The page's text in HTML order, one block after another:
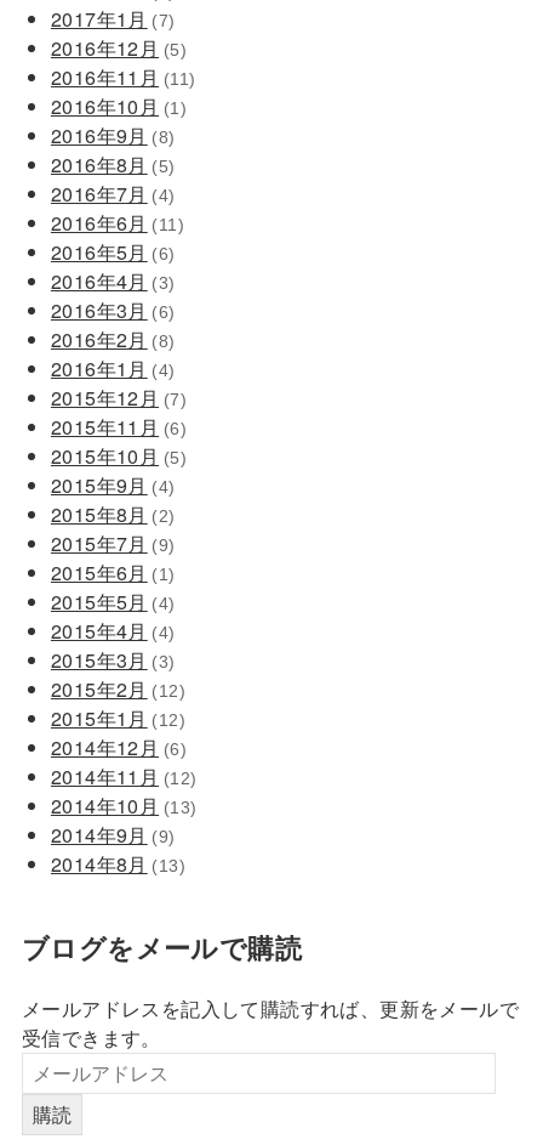
2017年1月 (7)
2016年12月 (5)
2016年11月 (11)
2016年10月 (1)
2016年9月 (8)
2016年8月 (5)
2016年7月 (4)
2016年6月 (11)
2016年5月 (6)
2016年4月 (3)
2016年3月 (6)
2016年2月 (8)
2016年1月 (4)
2015年12月 (7)
2015年11月 (6)
2015年10月 (5)
2015年9月 (4)
2015年8月 (2)
2015年7月 (9)
2015年6月 (1)
2015年5月 (4)
2015年4月 (4)
2015年3月 (3)
2015年2月 (12)
2015年1月 (12)
2014年12月 (6)
2014年11月 (12)
2014年10月 (13)
2014年9月 (9)
2014年8月 (13)
ブログをメールで購読
メールアドレスを記入して購読すれば、更新をメールで
受信できます。
購読